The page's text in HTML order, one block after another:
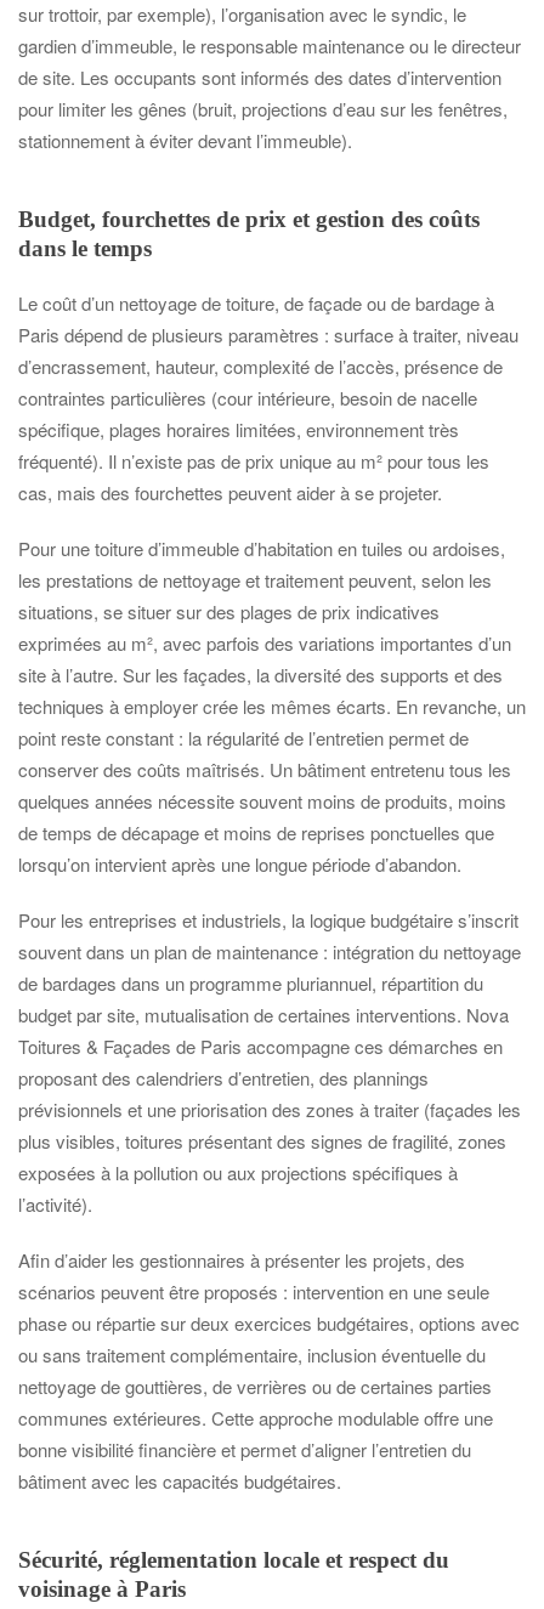
sur trottoir, par exemple), l’organisation avec le syndic, le
gardien d’immeuble, le responsable maintenance ou le directeur
de site. Les occupants sont informés des dates d’intervention
pour limiter les gênes (bruit, projections d’eau sur les fenêtres,
stationnement à éviter devant l’immeuble).
Budget, fourchettes de prix et gestion des coûts
dans le temps
Le coût d’un nettoyage de toiture, de façade ou de bardage à
Paris dépend de plusieurs paramètres : surface à traiter, niveau
d’encrassement, hauteur, complexité de l’accès, présence de
contraintes particulières (cour intérieure, besoin de nacelle
spécifique, plages horaires limitées, environnement très
fréquenté). Il n’existe pas de prix unique au m² pour tous les
cas, mais des fourchettes peuvent aider à se projeter.
Pour une toiture d’immeuble d’habitation en tuiles ou ardoises,
les prestations de nettoyage et traitement peuvent, selon les
situations, se situer sur des plages de prix indicatives
exprimées au m², avec parfois des variations importantes d’un
site à l’autre. Sur les façades, la diversité des supports et des
techniques à employer crée les mêmes écarts. En revanche, un
point reste constant : la régularité de l’entretien permet de
conserver des coûts maîtrisés. Un bâtiment entretenu tous les
quelques années nécessite souvent moins de produits, moins
de temps de décapage et moins de reprises ponctuelles que
lorsqu’on intervient après une longue période d’abandon.
Pour les entreprises et industriels, la logique budgétaire s’inscrit
souvent dans un plan de maintenance : intégration du nettoyage
de bardages dans un programme pluriannuel, répartition du
budget par site, mutualisation de certaines interventions. Nova
Toitures & Façades de Paris accompagne ces démarches en
proposant des calendriers d’entretien, des plannings
prévisionnels et une priorisation des zones à traiter (façades les
plus visibles, toitures présentant des signes de fragilité, zones
exposées à la pollution ou aux projections spécifiques à
l’activité).
Afin d’aider les gestionnaires à présenter les projets, des
scénarios peuvent être proposés : intervention en une seule
phase ou répartie sur deux exercices budgétaires, options avec
ou sans traitement complémentaire, inclusion éventuelle du
nettoyage de gouttières, de verrières ou de certaines parties
communes extérieures. Cette approche modulable offre une
bonne visibilité financière et permet d’aligner l’entretien du
bâtiment avec les capacités budgétaires.
Sécurité, réglementation locale et respect du
voisinage à Paris